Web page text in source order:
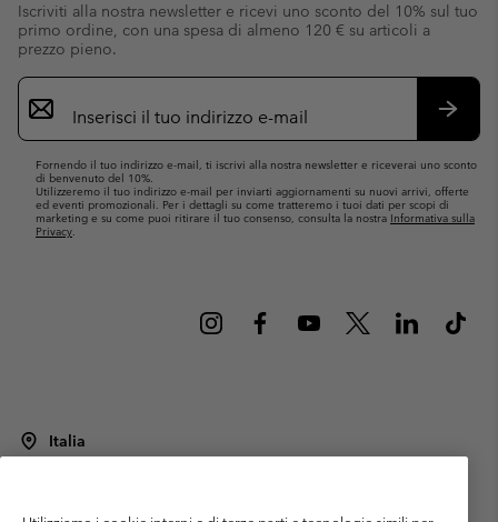
Iscriviti alla nostra newsletter e ricevi uno sconto del 10% sul tuo
primo ordine, con una spesa di almeno 120 € su articoli a
prezzo pieno.
Iscrizione
e-
mail
Fornendo il tuo indirizzo e-mail, ti iscrivi alla nostra newsletter e riceverai uno sconto
di benvenuto del 10%.
Utilizzeremo il tuo indirizzo e-mail per inviarti aggiornamenti su nuovi arrivi, offerte
ed eventi promozionali. Per i dettagli su come tratteremo i tuoi dati per scopi di
marketing e su come puoi ritirare il tuo consenso, consulta la nostra Informativa sulla
Privacy.
Italia